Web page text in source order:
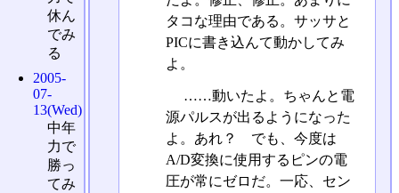
タコな理由である。サッサと
PICに書き込んて動かしてみ
よ。
……動いたよ。ちゃんと電
源パルスが出るようになった
よ。あれ？ でも、今度は
A/D変換に使用するピンの電
圧が常にゼロだ。一応、セン
休ん
でみ
る
2005-
07-
13(Wed)
中年
力で
勝っ
てみ